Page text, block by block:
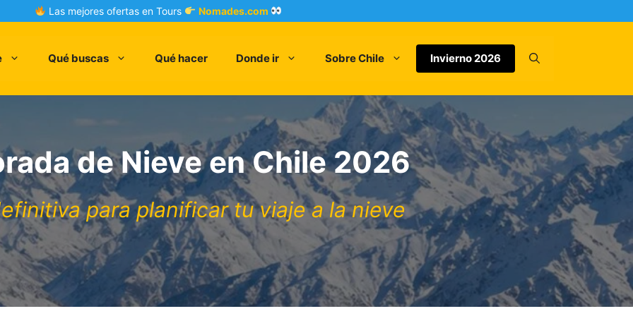
Las mejores ofertas en Tours Nomades.com
Qué buscas Qué hacer Donde ir Sobre Chile Invierno 2026
de Nieve en Chile 2026
para planificar tu viaje a la nieve